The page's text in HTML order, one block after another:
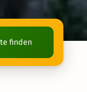
finden